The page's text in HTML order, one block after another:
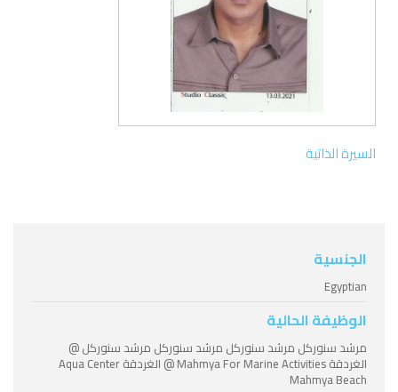
السيرة الذاتية
الجنسية
Egyptian
الوظيفة الحالية
مرشد سنوركل مرشد سنوركل مرشد سنوركل مرشد سنوركل @
الغردقة Mahmya For Marine Activities @ الغردقة Aqua Center
Mahmya Beach